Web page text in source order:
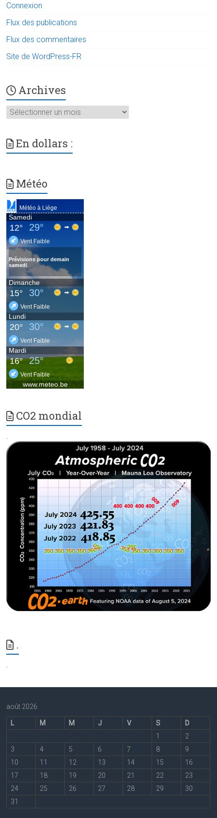
Connexion
Flux des publications
Flux des commentaires
Site de WordPress-FR
Archives
Archives
En dollars :
Météo
CO2 mondial
.
août 2026
L M M J V S
D
1
2
3
4 5 6 7 8
9
10
11 12 13 14 15
16
17
18 19 20 21 22
23
24
25 26 27 28 29
30
31